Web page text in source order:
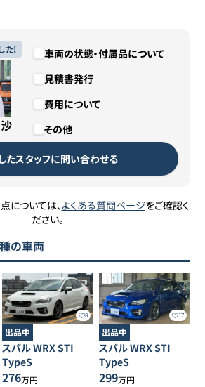
た!
車両の状態・付属品について
見積書発行
費用について
その他
たスタッフに問い合わせる
については、よくある質問ページをご確認く
ださい。
の車両
8
出品中
スバルWRX STI
TypeS
276万円
17
出品中
スバルWRX STI
TypeS
299万円